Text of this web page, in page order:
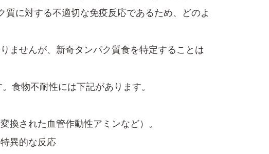
質に対する不適切な免疫反応であるため、どのよ
ませんが、新奇​タンパク質食を特定することは
食物不耐性には下記​があります。
換された血管作動性アミンなど）。
異的な反応